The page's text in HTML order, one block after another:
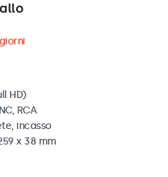
HD)
RCA
incasso
x 38 mm